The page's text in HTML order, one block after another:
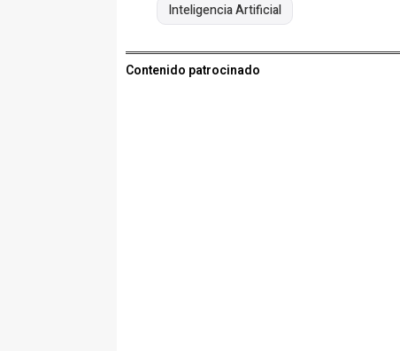
Inteligencia Artificial
Contenido patrocinado